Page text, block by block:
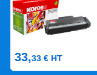
33,33 € HT